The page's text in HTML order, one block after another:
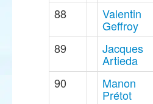
88 Valentin
Geffroy
89 Jacques
Artieda
90 Manon
Prétot